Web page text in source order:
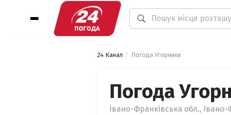
24 Канал Погода Угорники
Погода
Івано-Франківська обл.,